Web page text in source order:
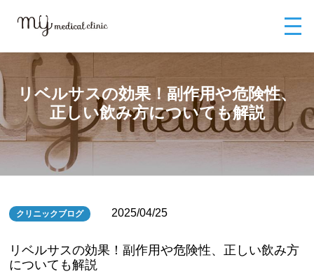
性、正しい飲み方についても解説
リベルサスの効果！副作用や危険性、
正しい飲み方についても解説
クリニックブログ 2025/04/25
リベルサスの効果！副作用や危険性、正しい飲み方
についても解説